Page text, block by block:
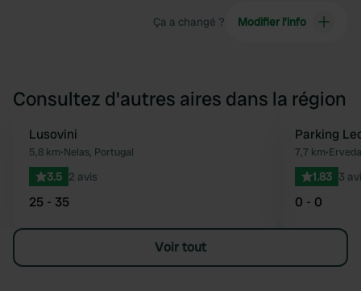
Ça a changé ? Modifier l’info
Consultez d'autres aires dans la région
Préféré
Lusovini
5,8 km•Nelas, Portugal
3.5 2 avis
25 - 35
Parking
7,7 km•
1.83 3
0 - 0
Voir tout